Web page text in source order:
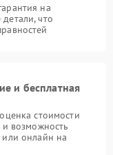
на
что
и бесплатная
стоимости
и возможность
или онлайн на